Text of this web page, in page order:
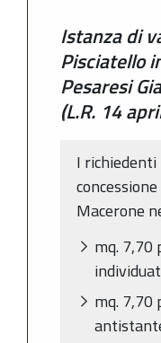
Istanza di
Pisciatello
Pesaresi
(L.R. 14
I
Macerone
mq. 7,70
mq. 7,70